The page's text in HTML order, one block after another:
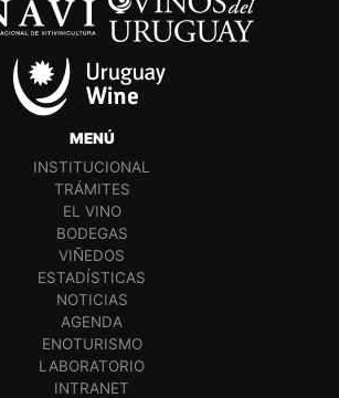
MENÚ
INSTITUCIONAL
TRÁMITES
EL VINO
BODEGAS
VIÑEDOS
ESTADÍSTICAS
NOTICIAS
AGENDA
ENOTURISMO
LABORATORIO
INTRANET